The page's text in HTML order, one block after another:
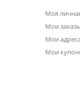
Моя
Мои
Мои
Мои